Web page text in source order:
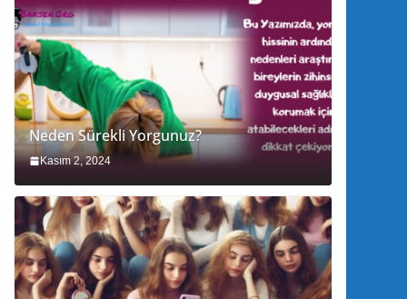
Neden Sürekli Yorgunuz?
Kasım 2, 2024